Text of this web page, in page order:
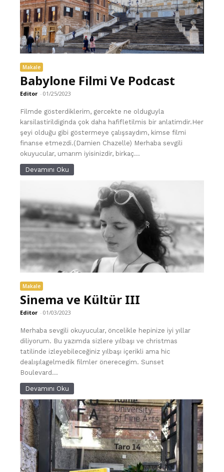
Makale
Babylone Filmi Ve Podcast
Editor - 01/25/2023
Filmde gösterdiklerim, gercekte ne olduguyla
karsilastirildiginda çok daha hafifletilmis bir anlatimdir.Her
şeyi olduğu gibi göstermeye çalışsaydım, kimse filmi
finanse etmezdi.(Damien Chazelle) Merhaba sevgili
okuyucular, umarım iyisinizdir, birkaç...
Devamını Oku
Makale
Sinema ve Kültür III
Editor - 01/03/2023
Merhaba sevgili okuyucular, öncelikle hepinize iyi yıllar
diliyorum. Bu yazımda sizlere yılbaşı ve christmas
tatilinde izleyebileceğiniz yılbaşı içerikli ama hic
dealışılagelmedik filmler önerecegim. Sunset
Boulevard...
Devamını Oku